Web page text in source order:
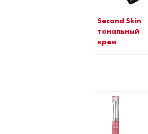
Second Skin
тональный
крем